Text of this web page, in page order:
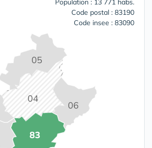
Population : 13 771 habs.
Code postal : 83190
Code insee : 83090
04
05
06
83